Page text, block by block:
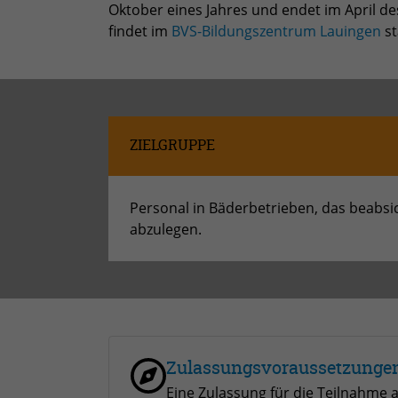
Oktober eines Jahres und endet im April
findet im BVS-Bildungszentrum Lauingen
ZIELGRUPPE
Personal in Bäderbetrieben, das
abzulegen.
Eine Zulassung für die